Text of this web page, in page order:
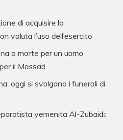
di acquisire la
valuta l’uso dell’esercito
a morte per un uomo
il Mossad
oggi si svolgono i funerali di
yemenita Al-Zubaidi: